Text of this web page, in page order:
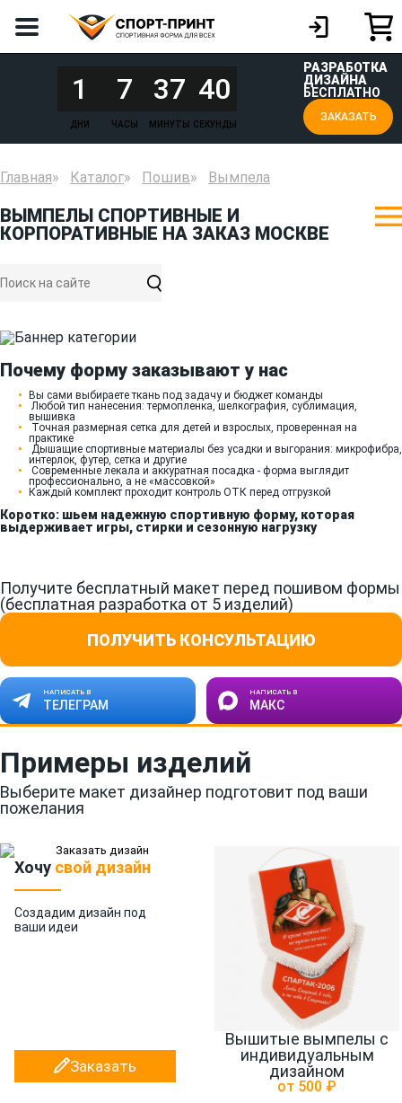
1
ДНИ
7
ЧАСЫ
37
МИНУТЫ
40
СЕКУНДЫ
РАЗРАБОТКА
ДИЗАЙНА
БЕСПЛАТНО
ЗАКАЗАТЬ
Главная Каталог Пошив Вымпела
ВЫМПЕЛЫ СПОРТИВНЫЕ И
КОРПОРАТИВНЫЕ НА ЗАКАЗ МОСКВЕ
Почему форму заказывают у нас
Вы сами выбираете ткань под задачу и бюджет команды
Любой тип нанесения: термопленка, шелкография, сублимация,
вышивка
Точная размерная сетка для детей и взрослых, проверенная на
практике
Дышащие спортивные материалы без усадки и выгорания: микрофибра,
интерлок, футер, сетка и другие
Современные лекала и аккуратная посадка - форма выглядит
профессионально, а не «массовкой»
Каждый комплект проходит контроль ОТК перед отгрузкой
Коротко: шьем надежную спортивную форму, которая
выдерживает игры, стирки и сезонную нагрузку
Получите бесплатный макет перед пошивом формы
(бесплатная разработка от 5 изделий)
ПОЛУЧИТЬ КОНСУЛЬТАЦИЮ
НАПИСАТЬ В
ТЕЛЕГРАМ
НАПИСАТЬ В
МАКС
Примеры изделий
Выберите макет дизайнер подготовит под ваши
пожелания
Хочу свой дизайн
Создадим дизайн под
ваши идеи
Заказать
Вышитые вымпелы с
индивидуальным
дизайном
от 500 ₽